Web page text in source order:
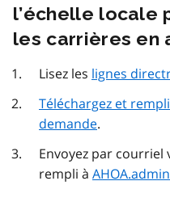
l’échelle locale
les carrières en
Lisez les lignes
Téléchargez et
demande.
Envoyez par
rempli à